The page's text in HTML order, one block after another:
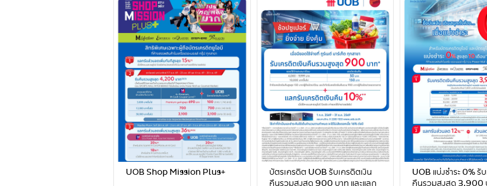
UOB Shop Mission Plus+
บัตรเครดิต UOB รับเครดิตเงิน
คืนรวมสูงสุด 900 บาท และแลก
UOB แบ่งชำระ 0% รั
คืนรวมสูงสุด 3,900